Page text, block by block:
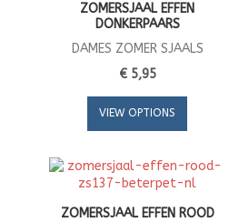
ZOMERSJAAL EFFEN
DONKERPAARS
DAMES ZOMER SJAALS
€ 5,95
VIEW OPTIONS
ZOMERSJAAL EFFEN ROOD